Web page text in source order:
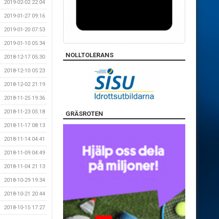
2019-02-02 22:04
2019-01-27 09:16
2019-01-20 07:53
2019-01-10 05:34
2018-12-17 05:30
2018-12-10 05:23
2018-12-02 21:19
2018-11-25 19:36
2018-11-23 05:18
2018-11-17 08:13
2018-11-14 04:41
2018-11-09 04:49
2018-11-04 21:13
2018-10-29 19:34
2018-10-21 20:44
2018-10-15 17:27
NOLLTOLERANS
GRÄSROTEN